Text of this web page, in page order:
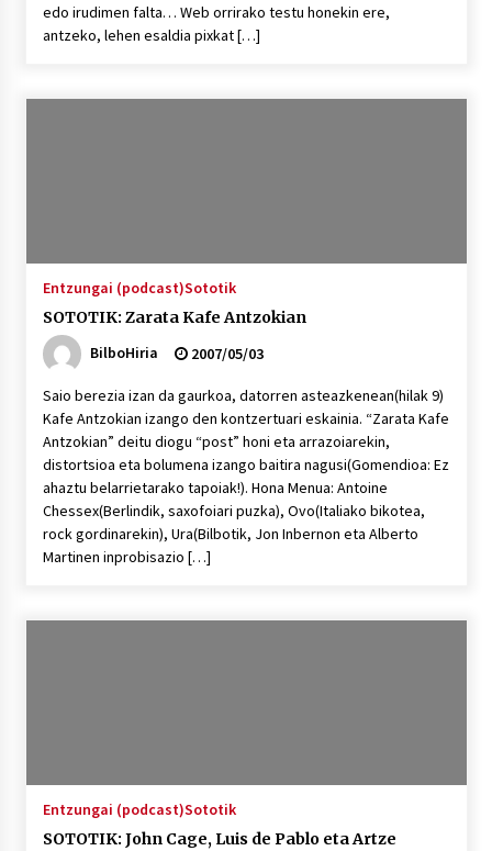
edo irudimen falta… Web orrirako testu honekin ere,
antzeko, lehen esaldia pixkat […]
Entzungai (podcast)Sototik
SOTOTIK: Zarata Kafe Antzokian
BilboHiria
2007/05/03
Saio berezia izan da gaurkoa, datorren asteazkenean(hilak 9)
Kafe Antzokian izango den kontzertuari eskainia. “Zarata Kafe
Antzokian” deitu diogu “post” honi eta arrazoiarekin,
distortsioa eta bolumena izango baitira nagusi(Gomendioa: Ez
ahaztu belarrietarako tapoiak!). Hona Menua: Antoine
Chessex(Berlindik, saxofoiari puzka), Ovo(Italiako bikotea,
rock gordinarekin), Ura(Bilbotik, Jon Inbernon eta Alberto
Martinen inprobisazio […]
Entzungai (podcast)Sototik
SOTOTIK: John Cage, Luis de Pablo eta Artze